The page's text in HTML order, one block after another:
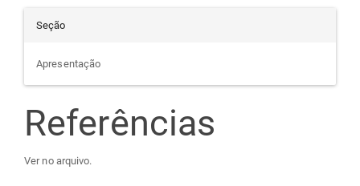
Seção
Apresentação
Referências
Ver no arquivo.